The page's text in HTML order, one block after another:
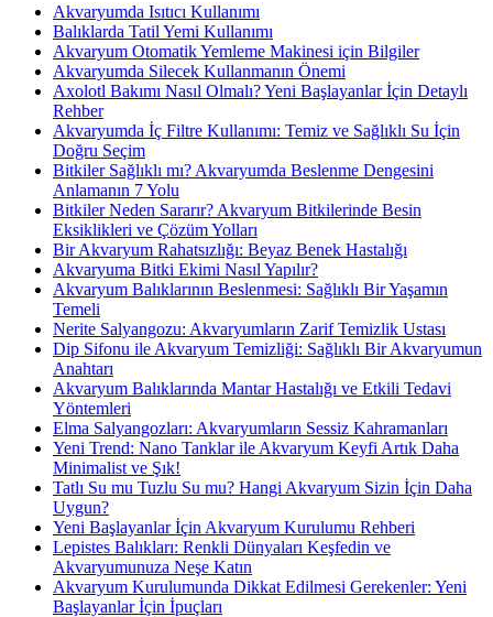
Akvaryumda Isıtıcı Kullanımı
Balıklarda Tatil Yemi Kullanımı
Akvaryum Otomatik Yemleme Makinesi için Bilgiler
Akvaryumda Silecek Kullanmanın Önemi
Axolotl Bakımı Nasıl Olmalı? Yeni Başlayanlar İçin Detaylı
Rehber
Akvaryumda İç Filtre Kullanımı: Temiz ve Sağlıklı Su İçin
Doğru Seçim
Bitkiler Sağlıklı mı? Akvaryumda Beslenme Dengesini
Anlamanın 7 Yolu
Bitkiler Neden Sararır? Akvaryum Bitkilerinde Besin
Eksiklikleri ve Çözüm Yolları
Bir Akvaryum Rahatsızlığı: Beyaz Benek Hastalığı
Akvaryuma Bitki Ekimi Nasıl Yapılır?
Akvaryum Balıklarının Beslenmesi: Sağlıklı Bir Yaşamın
Temeli
Nerite Salyangozu: Akvaryumların Zarif Temizlik Ustası
Dip Sifonu ile Akvaryum Temizliği: Sağlıklı Bir Akvaryumun
Anahtarı
Akvaryum Balıklarında Mantar Hastalığı ve Etkili Tedavi
Yöntemleri
Elma Salyangozları: Akvaryumların Sessiz Kahramanları
Yeni Trend: Nano Tanklar ile Akvaryum Keyfi Artık Daha
Minimalist ve Şık!
Tatlı Su mu Tuzlu Su mu? Hangi Akvaryum Sizin İçin Daha
Uygun?
Yeni Başlayanlar İçin Akvaryum Kurulumu Rehberi
Lepistes Balıkları: Renkli Dünyaları Keşfedin ve
Akvaryumunuza Neşe Katın
Akvaryum Kurulumunda Dikkat Edilmesi Gerekenler: Yeni
Başlayanlar İçin İpuçları